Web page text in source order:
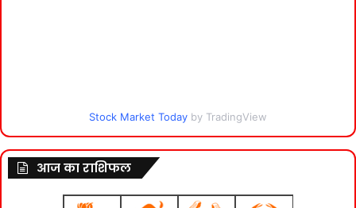
Stock Market Today by TradingView
आज का राशिफल